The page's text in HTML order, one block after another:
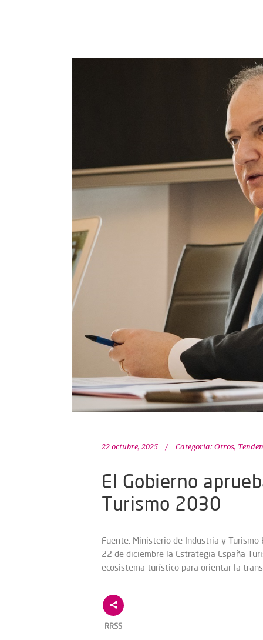
22 octubre, 2025 Categoría: Otros,
El Gobierno
Turismo 2030
Fuente: Ministerio de Industria y Turismo
22 de diciembre la Estrategia España
ecosistema turístico para orientar la
RRSS